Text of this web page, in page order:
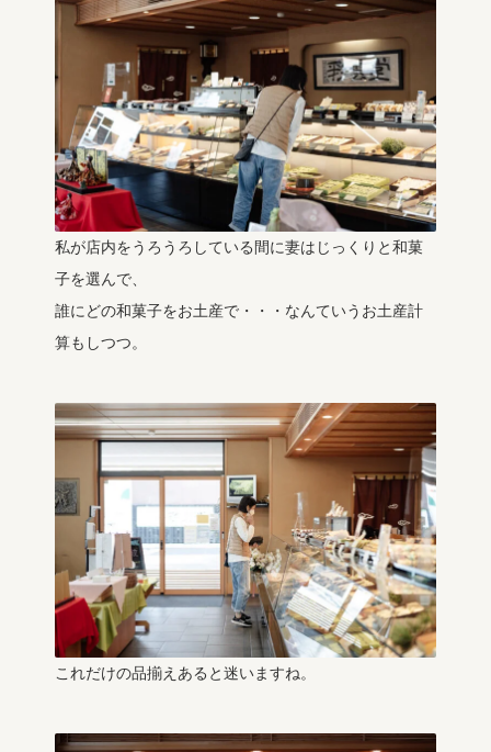
私が店内をうろうろしている間に妻はじっくりと和菓
子を選んで、
誰にどの和菓子をお土産で・・・なんていうお土産計
算もしつつ。
これだけの品揃えあると迷いますね。